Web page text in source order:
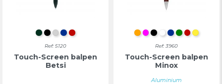
DONKERGROEN
ZWART
ZILVER
BLAUW
ROOD
Ref: 5120
Touch-Screen balpen
Betsi
ORANJE
FUCHSIA
ZWART
WITBLAUW
GROEN
ROOD
GEEL
Ref: 3960
Touch-Screen balpen
Minox
Aluminium